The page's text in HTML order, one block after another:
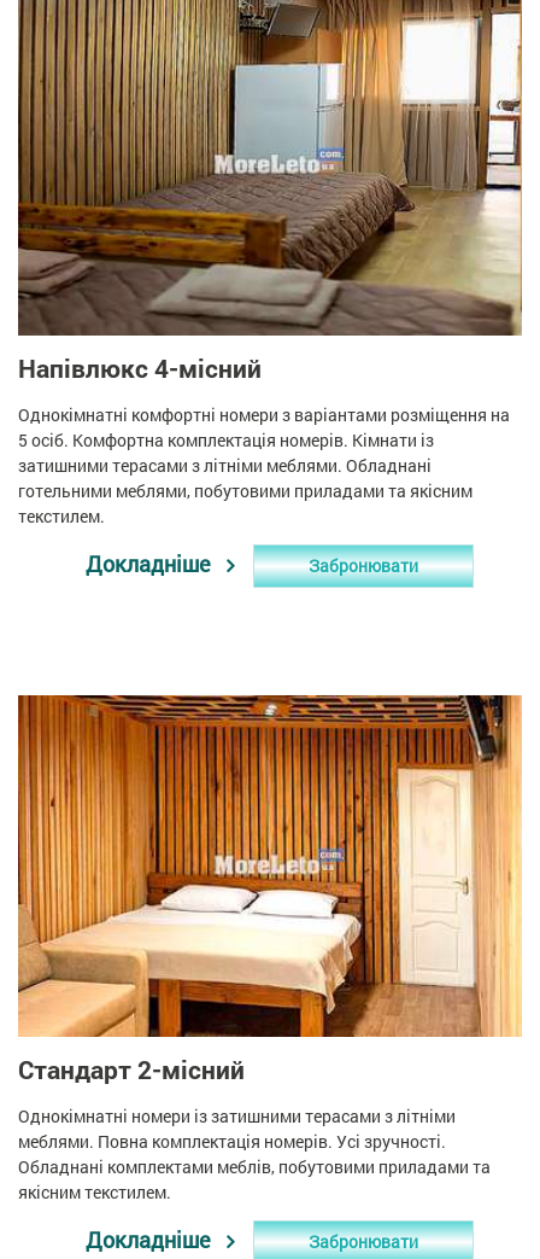
Напівлюкс 4-місний
Однокімнатні комфортні номери з варіантами розміщення на
5 осіб. Комфортна комплектація номерів. Кімнати із
затишними терасами з літніми меблями. Обладнані
готельними меблями, побутовими приладами та якісним
текстилем.
Докладніше Забронювати
Стандарт 2-місний
Однокімнатні номери із затишними терасами з літніми
меблями. Повна комплектація номерів. Усі зручності.
Обладнані комплектами меблів, побутовими приладами та
якісним текстилем.
Докладніше Забронювати